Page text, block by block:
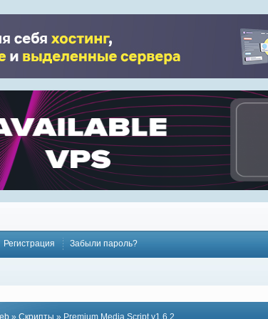
Регистрация Забыли пароль?
» Скрипты » Premium Media Script v1.6.2